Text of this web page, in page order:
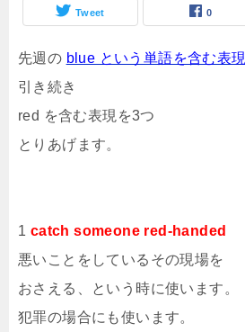
Tweet 0
先週の blue という単語を含む表現
引き続き
red を含む表現を3つ
とりあげます。
1 catch someone red-handed
悪いことをしているその現場を
おさえる、という時に使います。
犯罪の場合にも使います。